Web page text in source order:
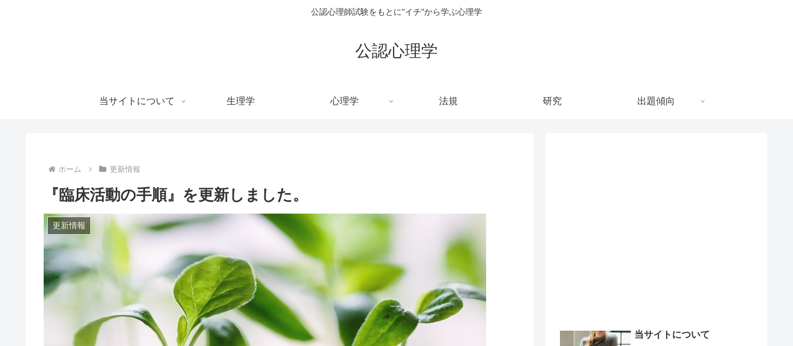
公認心理師試験をもとに"イチ"から学ぶ心理学
公認心理学
当サイトについて 生理学 心理学 法規 研究 出題傾向
ホーム 更新情報
『臨床活動の手順』を更新しました。
更新情報
当サイトについて